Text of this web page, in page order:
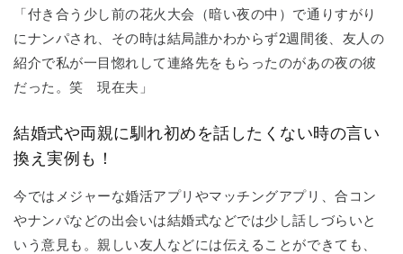
「付き合う少し前の花火大会（暗い夜の中）で通りすがり
にナンパされ、その時は結局誰かわからず2週間後、友人の
紹介で私が一目惚れして連絡先をもらったのがあの夜の彼
だった。笑 現在夫」
結婚式や両親に馴れ初めを話したくない時の言い
換え実例も！
今ではメジャーな婚活アプリやマッチングアプリ、合コン
やナンパなどの出会いは結婚式などでは少し話しづらいと
いう意見も。親しい友人などには伝えることができても、